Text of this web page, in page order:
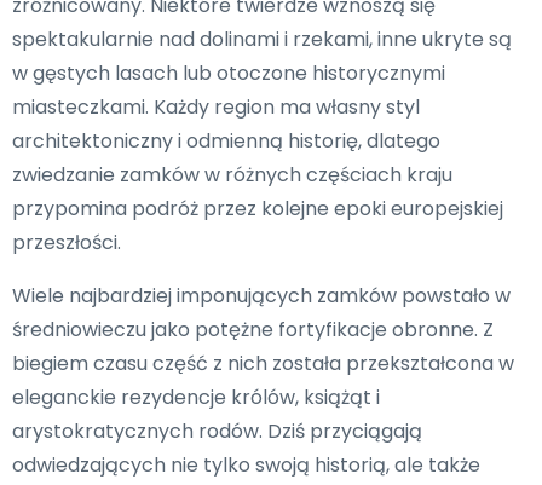
spektakularnie nad dolinami i rzekami, inne ukryte są
w gęstych lasach lub otoczone historycznymi
miasteczkami. Każdy region ma własny styl
architektoniczny i odmienną historię, dlatego
zwiedzanie zamków w różnych częściach kraju
przypomina podróż przez kolejne epoki europejskiej
przeszłości.
Wiele najbardziej imponujących zamków powstało w
średniowieczu jako potężne fortyfikacje obronne. Z
biegiem czasu część z nich została przekształcona w
eleganckie rezydencje królów, książąt i
arystokratycznych rodów. Dziś przyciągają
odwiedzających nie tylko swoją historią, ale także